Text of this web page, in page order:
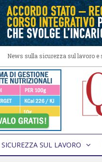
News sulla sicurezza sul lavoro e
SICUREZZA SUL LAVORO